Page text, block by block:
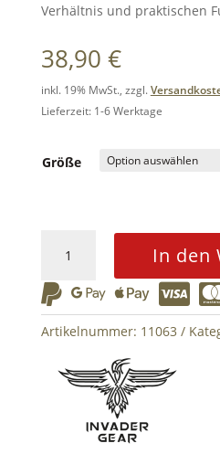
Verhältnis und praktischen
38,90 €
inkl. 19% MwSt., zzgl.
Lieferzeit: 1-6 Werktage
Größe
Pant
-
Woodland
In den
   
Artikelnummer: 11063